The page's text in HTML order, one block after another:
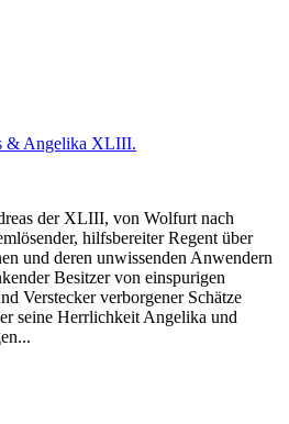
& Angelika XLIII.
der XLIII, von Wolfurt nach
hilfsbereiter Regent über
und deren unwissenden Anwendern
Besitzer von einspurigen
Verstecker verborgener Schätze
seine Herrlichkeit Angelika und